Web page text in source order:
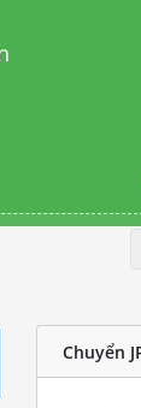
Chuyển